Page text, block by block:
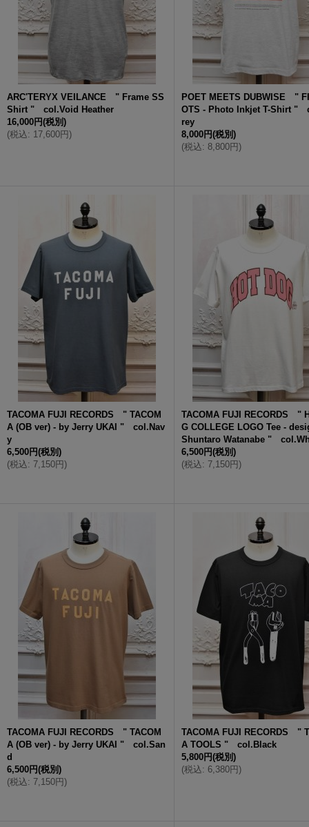
ARC'TERYX VEILANCE " Frame SS
Shirt " col.Void Heather
16,000円(税別)
(税込: 17,600円)
POET MEETS DUBWISE "
OTS - Photo Inkjet T-Shirt "
rey
8,000円(税別)
(税込: 8,800円)
TACOMA FUJI RECORDS " TACOM
A (OB ver) - by Jerry UKAI " col.Nav
y
6,500円(税別)
(税込: 7,150円)
TACOMA FUJI RECORDS "
G COLLEGE LOGO Tee -
Shuntaro Watanabe "
6,500円(税別)
(税込: 7,150円)
TACOMA FUJI RECORDS " TACOM
A (OB ver) - by Jerry UKAI " col.San
d
6,500円(税別)
(税込: 7,150円)
TACOMA FUJI RECORDS "
A TOOLS " col.Black
5,800円(税別)
(税込: 6,380円)